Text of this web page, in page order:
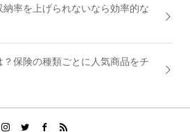
率を上げられないなら効率的な
保険の種類ごとに人気商品をチ